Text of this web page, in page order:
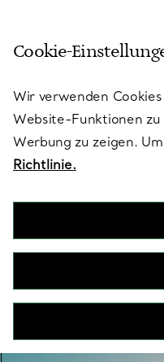
Cookie-
Wir verwenden
Website-Funktionen
Werbung zu zeigen.
Richtlinie.